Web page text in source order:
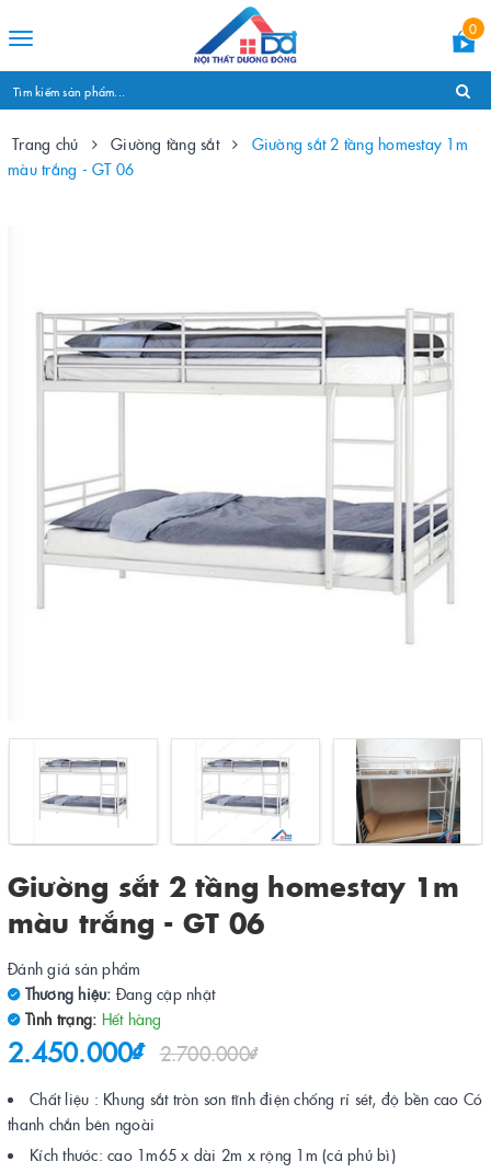
Toggle
0
Trang chủ Giường tầng sắt
Giường sắt 2 tầng homestay 1m
màu trắng - GT 06
Giường sắt 2 tầng homestay 1m
màu trắng - GT 06
Đánh giá sản phẩm
Thương hiệu: Đang cập nhật
Tình trạng: Hết hàng
2.450.000₫ 2.700.000₫
Chất liệu : Khung sắt tròn sơn tĩnh điện chống rỉ sét, độ bền cao Có
thanh chắn bên ngoài
Kích thước: cao 1m65 x dài 2m x rộng 1m (cả phủ bì)